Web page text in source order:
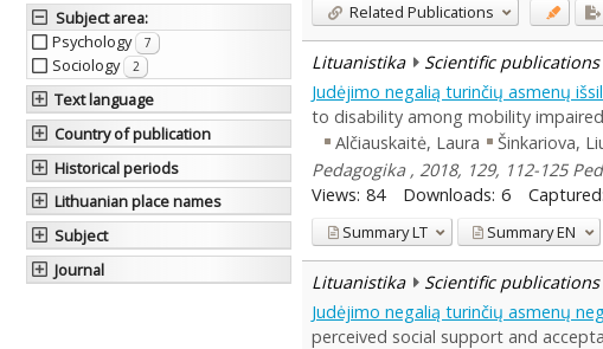
Subject area:
Psychology
7
Sociology 2
Text language
Country of publication
Historical periods
Lithuanian place names
Subject
Journal
Related Publications
Lituanistika Scientific publications
Judėjimo negalią turinčių asmenų
to disability among mobility
Alčiauskaitė, Laura
Šinkariova,
Pedagogika , 2018, 129, 112-125
Views: 84 Downloads: 6 Captured:
SummaryLT SummaryEN
Lituanistika Scientific publications
Judėjimo negalią turinčių asmenų
perceived social support and